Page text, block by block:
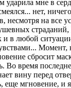
ударила мне в
нет,
несмотря на все
страданий,
и в любой
Момент,
сбросит
Во время
вину перед
еще мгновение, и